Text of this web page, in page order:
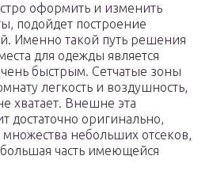
оформить и изменить
подойдет построение
Именно такой путь решения
для одежды является
быстрым. Сетчатые зоны
легкость и воздушность,
хватает. Внешне эта
достаточно оригинально,
множества небольших отсеков,
часть имеющейся